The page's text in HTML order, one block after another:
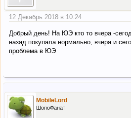
12 Декабрь 2018 в 10:24
Добрый день! На ЮЭ кто то вчера -
назад покупала нормально, вчера и
проблема в ЮЭ
MobileLord
ШопоФанат